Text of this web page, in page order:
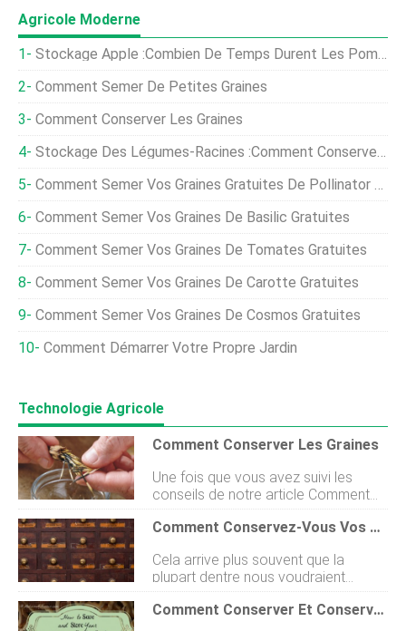
Agricole Moderne
Stockage Apple :combien De Temps Durent Les Pommes
Comment Semer De Petites Graines
Comment Conserver Les Graines
Stockage Des Légumes-Racines :Comment Conserver Les Plantes-Racines Dans Le Sable
Comment Semer Vos Graines Gratuites De Pollinator Mix
Comment Semer Vos Graines De Basilic Gratuites
Comment Semer Vos Graines De Tomates Gratuites
Comment Semer Vos Graines De Carotte Gratuites
Comment Semer Vos Graines De Cosmos Gratuites
Comment Démarrer Votre Propre Jardin
Technologie Agricole
Comment Conserver Les Graines
Une fois que vous avez suivi les
conseils de notre article Comment
récolter vos propres graines, que
vous avez récupéré les graines du
à lintérieur, vous devez suivre
quelques étapes pour les préparer
au stockage. Nettoyez les graines
Toutes les graines ne sont pas
Comment Conservez-Vous Vos Graines ?
Cela arrive plus souvent que la
plupart dentre nous voudraient
ladmettre. Nous fouillons dans la
poche dune veste que nous navonsComment Conserver Et Conserver Vos Graines De Jardin Ancestrales